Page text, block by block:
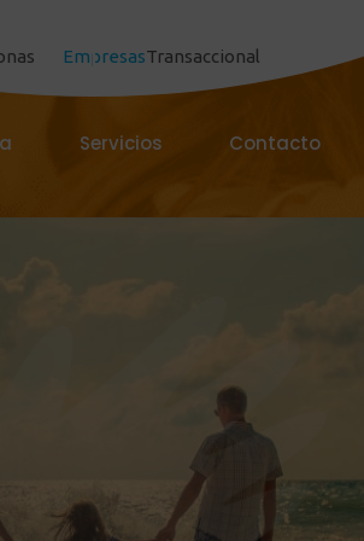
EmpresasTransaccional
Servicios Contacto